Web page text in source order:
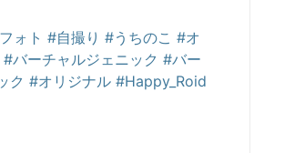
ォト #自撮り #うちのこ #オ
#バーチャルジェニック #バー
ク #オリジナル #Happy_Roid